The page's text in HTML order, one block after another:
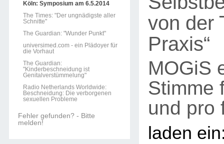
Köln: Symposium am 6.5.2014
The Times: "Der ungnädigste aller
Schnitte"
The Guardian: "Wunder Punkt"
universimed.com - ein Plädoyer für
die Vorhaut
The Guardian:
"Kinderbeschneidung ist
Genitalverstümmelung"
Radio Netherlands Worldwide:
Beschneidung: Die verborgenen
sexuellen Probleme
Fehler gefunden? - Bitte
melden!
von der
Praxis“
MOGiS
Stimme
und pro
laden